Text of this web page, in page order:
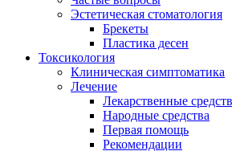
Эстетическая стоматология
Брекеты
Пластика десен
Токсикология
Клиническая симптоматика
Лечение
Лекарственные
Народные средства
Первая помощь
Рекомендации